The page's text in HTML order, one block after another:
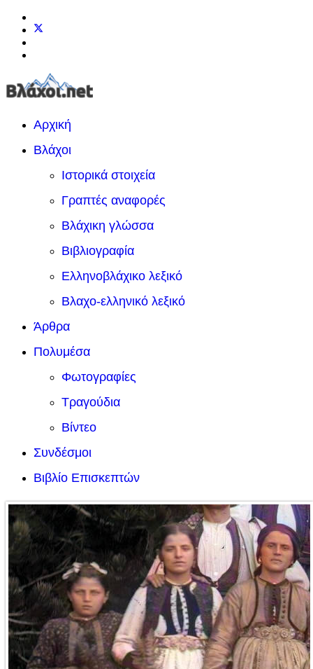
Αρχική
Βλάχοι
Ιστορικά στοιχεία
Γραπτές αναφορές
Βλάχικη γλώσσα
Βιβλιογραφία
Ελληνοβλάχικο λεξικό
Βλαχο-ελληνικό λεξικό
Άρθρα
Πολυμέσα
Φωτογραφίες
Τραγούδια
Βίντεο
Συνδέσμοι
Βιβλίο Επισκεπτών